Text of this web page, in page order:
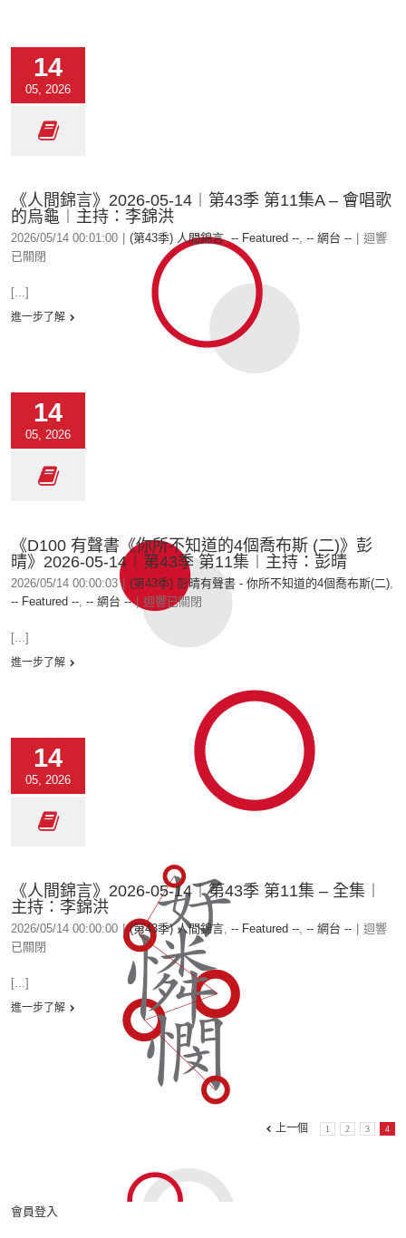
14
05, 2026
《人間錦言》2026-05-14︱第43季 第11集A – 會唱歌
的烏龜︱主持：李錦洪
2026/05/14 00:01:00 (第43季) 人間錦言,-- Featured --, -- 網台 --
迴響
已關閉
[...]
進一步了解
14
05, 2026
《D100 有聲書《你所不知道的4個喬布斯 (二)》彭
晴》2026-05-14︱第43季 第11集︱主持：彭晴
2026/05/14 00:00:03 (第43季) 彭晴有聲書 - 你所不知道的4個喬布斯(二),
-- Featured --, -- 網台 -- 迴響已關閉
[...]
進一步了解
14
05, 2026
《人間錦言》2026-05-14︱第43季 第11集 – 全集︱
主持：李錦洪
2026/05/14 00:00:00 | (第43季) 人間錦言, -- Featured --, -- 網台 --
迴響
已關閉
[...]
進一步了解
上一個 1 2 3 4
會員登入